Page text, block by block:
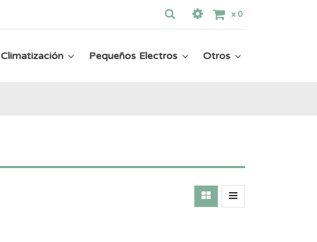
x 0
Climatización Pequeños Electros Otros